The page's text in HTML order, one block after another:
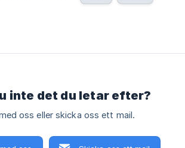
inte det du letar efter?
oss eller skicka oss ett mail.